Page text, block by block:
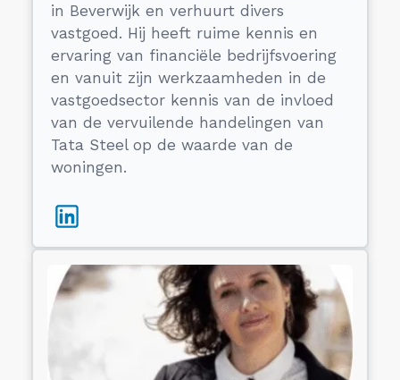
in Beverwijk en verhuurt divers
vastgoed. Hij heeft ruime kennis en
ervaring van financiële bedrijfsvoering
en vanuit zijn werkzaamheden in de
vastgoedsector kennis van de invloed
van de vervuilende handelingen van
Tata Steel op de waarde van de
woningen.